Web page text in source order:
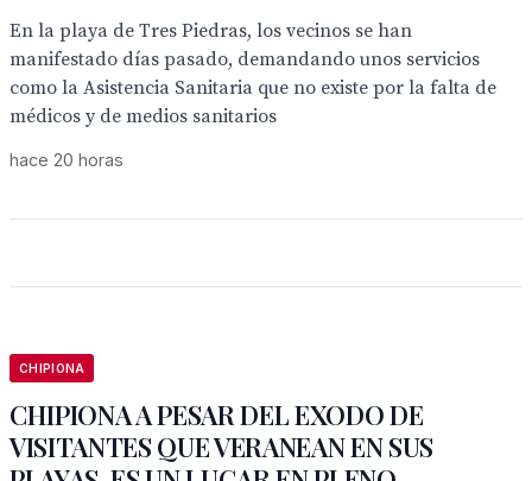
En la playa de Tres Piedras, los vecinos se han
manifestado días pasado, demandando unos servicios
como la Asistencia Sanitaria que no existe por la falta de
médicos y de medios sanitarios
hace 20 horas
CHIPIONA
CHIPIONA A PESAR DEL EXODO DE
VISITANTES QUE VERANEAN EN SUS